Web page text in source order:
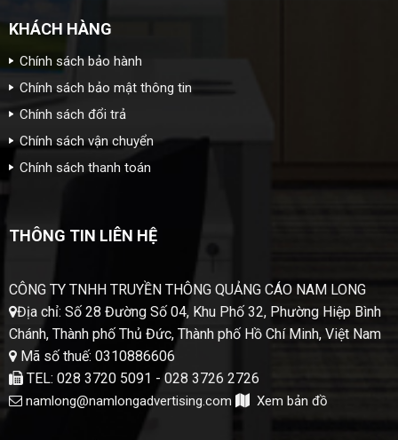
KHÁCH HÀNG
Chính sách bảo hành
Chính sách bảo mật thông tin
Chính sách đổi trả
Chính sách vận chuyển
Chính sách thanh toán
THÔNG TIN LIÊN HỆ
CÔNG TY TNHH TRUYỀN THÔNG QUẢNG CÁO NAM LONG
Địa chỉ: Số 28 Đường Số 04, Khu Phố 32, Phường Hiệp Bình
Chánh, Thành phố Thủ Đức, Thành phố Hồ Chí Minh, Việt Nam
Mã số thuế: 0310886606
TEL: 028 3720 5091 - 028 3726 2726
namlong@namlongadvertising.com Xem bản đồ